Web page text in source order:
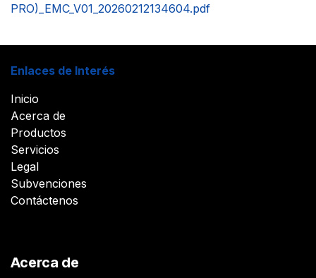
PRO)_EMC_V01_20260212134604.pdf
Enlaces de Interés
Inicio
Acerca de
Productos
Servicios
Legal
Subvenciones
Contáctenos
Acerca de